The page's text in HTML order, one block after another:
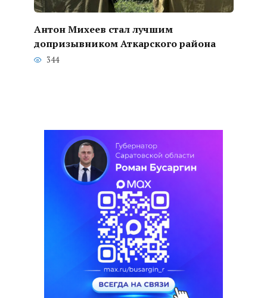
Антон Михеев стал лучшим
допризывником Аткарского района
344